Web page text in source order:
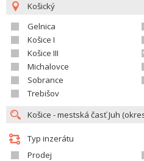
Košický
Gelnica
Košice I
Košice III
Michalovce
Sobrance
Trebišov
Typ inzerátu
Prodej